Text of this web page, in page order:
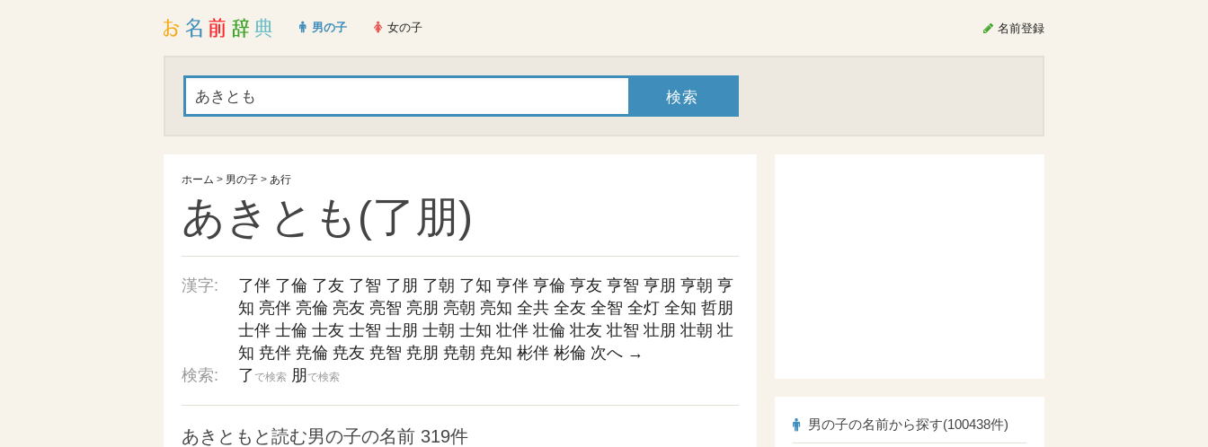
男の子 女の子 名前登録
ホーム > 男の子 > あ行
あきとも(了朋)
漢字: 了伴 了倫 了友 了智 了朋 了朝 了知 亨伴 亨倫 亨友 亨智 亨朋 亨朝 亨
知 亮伴 亮倫 亮友 亮智 亮朋 亮朝 亮知 全共 全友 全智 全灯 全知 哲朋
士伴 士倫 士友 士智 士朋 士朝 士知 壮伴 壮倫 壮友 壮智 壮朋 壮朝 壮
知 尭伴 尭倫 尭友 尭智 尭朋 尭朝 尭知 彬伴 彬倫 次へ →
検索:
了 で検索 朋 で検索
あきともと読む男の子の名前 319件
男の子の名前から探す(100438件)